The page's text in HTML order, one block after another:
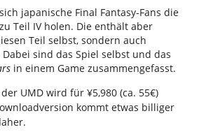
japanische Final Fantasy-Fans die
Teil IV holen. Die enthält aber
Teil selbst, sondern auch
sind das Spiel selbst und das
in einem Game zusammengefasst.
UMD wird für ¥5,980 (ca. 55€)
kommt etwas billiger